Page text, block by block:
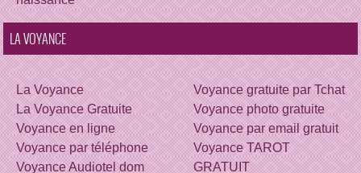
LA VOYANCE
La Voyance
La Voyance Gratuite
Voyance en ligne
Voyance par téléphone
Voyance Audiotel dom
Voyance gratuite par Tchat
Voyance photo gratuite
Voyance par email gratuit
Voyance TAROT
GRATUIT